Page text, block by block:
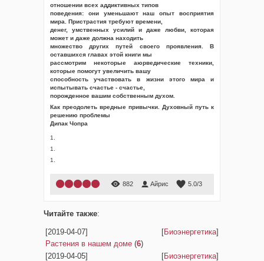
отношении всех аддиктивных типов
поведения: они уменьшают наш опыт восприятия
мира. Пристрастия требуют времени,
денег, умственных усилий и даже любви, которая
может и даже должна находить
множество других путей своего проявления. В
оставшихся главах этой книги мы
рассмотрим некоторые аюрведические техники,
которые помогут увеличить вашу
способность участвовать в жизни этого мира и
испытывать счастье - счастье,
порожденное вашим собственным духом.
Как преодолеть вредные привычки. Духовный путь к
решению проблемы
Дипак Чопра
1.
1.
1.
882 Айрис 5.0/3
Читайте также:
[2019-04-07] [Биоэнергетика]
Растения в нашем доме (6)
[2019-04-05]
[Биоэнергетика]